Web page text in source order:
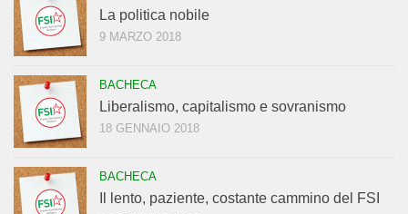
La politica nobile
9 MARZO 2018
BACHECA
Liberalismo, capitalismo e sovranismo
18 GENNAIO 2018
BACHECA
Il lento, paziente, costante cammino del FSI